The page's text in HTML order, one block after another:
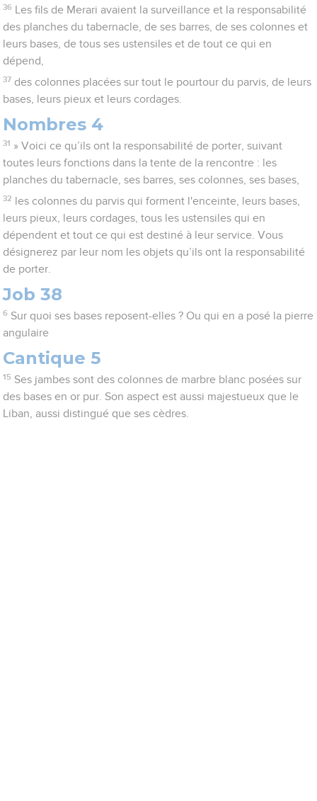
36
Les fils de Merari avaient la surveillance et la responsabilité
des planches du tabernacle, de ses barres, de ses colonnes et
leurs bases, de tous ses ustensiles et de tout ce qui en
dépend,
37 des colonnes placées sur tout le pourtour du parvis, de leurs
bases, leurs pieux et leurs cordages.
Nombres 4
31 » Voici ce qu’ils ont la responsabilité de porter, suivant
toutes leurs fonctions dans la tente de la rencontre : les
planches du tabernacle, ses barres, ses colonnes, ses bases,
32
les colonnes du parvis qui forment l'enceinte, leurs bases,
leurs pieux, leurs cordages, tous les ustensiles qui en
dépendent et tout ce qui est destiné à leur service. Vous
désignerez par leur nom les objets qu’ils ont la responsabilité
de porter.
Job 38
6 Sur quoi ses bases reposent-elles ? Ou qui en a posé la pierre
angulaire
Cantique 5
15 Ses jambes sont des colonnes de marbre blanc posées sur
des bases en or pur. Son aspect est aussi majestueux que le
Liban, aussi distingué que ses cèdres.